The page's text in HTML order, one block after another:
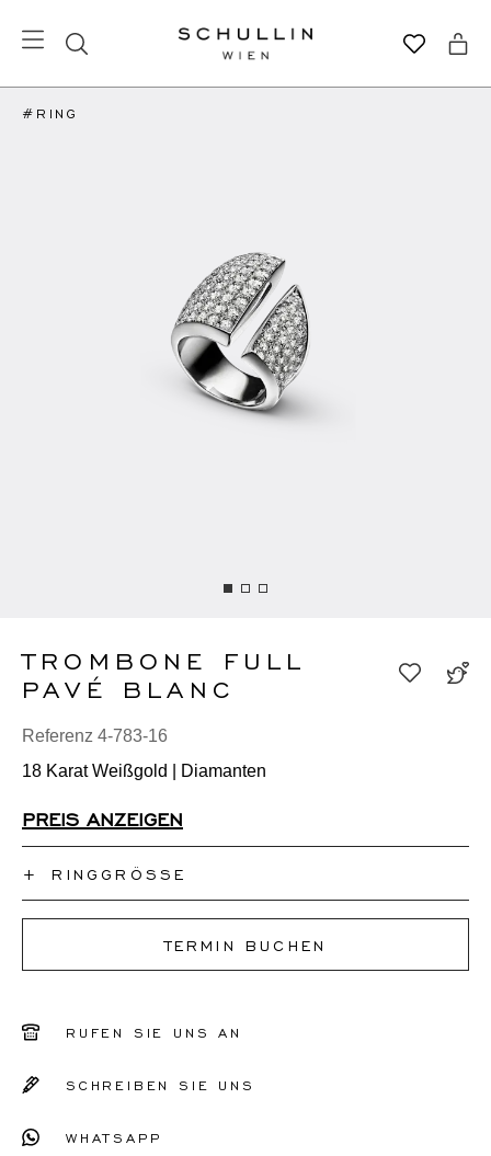
#RING
TROMBONE FULL
PAVÉ BLANC
Referenz 4-783-16
18 Karat Weißgold | Diamanten
PREIS ANZEIGEN
+RINGGRÖSSE
Ich kenne meine Ringgröße nicht
50
54
TERMIN BUCHEN
RUFEN SIE UNS AN
SCHREIBEN SIE UNS
WHATSAPP